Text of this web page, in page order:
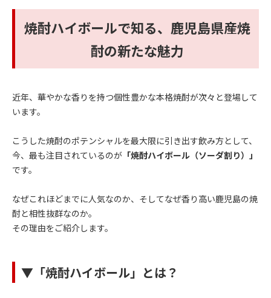
焼酎ハイボールで知る、鹿児島県産焼
酎の新たな魅力
近年、華やかな香りを持つ個性豊かな本格焼酎が次々と登場して
います。
こうした焼酎のポテンシャルを最大限に引き出す飲み方として、
今、最も注目されているのが 「焼酎ハイボール（ソーダ割り）」
です。
なぜこれほどまでに人気なのか、そしてなぜ香り高い鹿児島の焼
酎と相性抜群なのか。
その理由をご紹介します。
▼「焼酎ハイボール」とは？